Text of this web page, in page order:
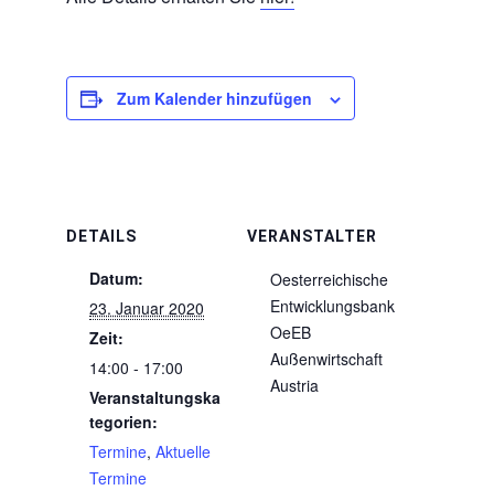
Zum Kalender hinzufügen
DETAILS
Datum:
23. Januar 2020
Zeit:
14:00 - 17:00
Veranstaltungska
tegorien:
Termine, Aktuelle
Termine
VERANSTALTER
Oesterreichische
Entwicklungsbank
OeEB
Außenwirtschaft
Austria